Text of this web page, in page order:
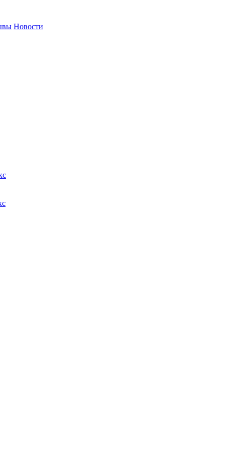
Новости